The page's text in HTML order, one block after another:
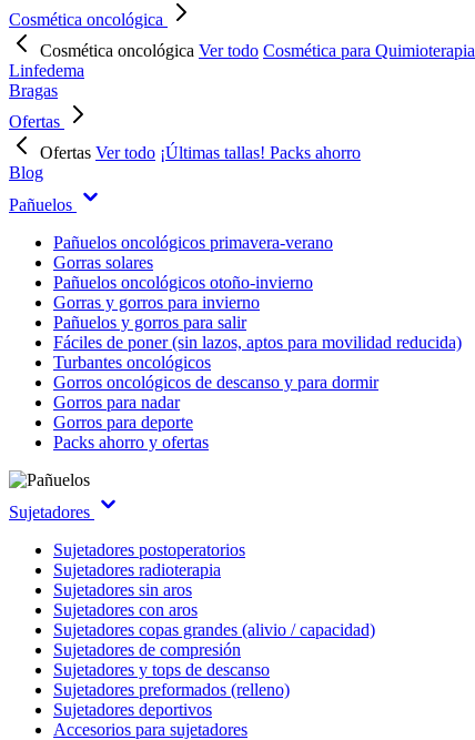
Cosmética oncológica
Cosmética oncológica Ver todo Cosmética para Quimioterapia
Linfedema
Bragas
Ofertas
Ofertas Ver todo ¡Últimas tallas! Packs ahorro
Blog
Pañuelos
Pañuelos oncológicos primavera-verano
Gorras solares
Pañuelos oncológicos otoño-invierno
Gorras y gorros para invierno
Pañuelos y gorros para salir
Fáciles de poner (sin lazos, aptos para movilidad reducida)
Turbantes oncológicos
Gorros oncológicos de descanso y para dormir
Gorros para nadar
Gorros para deporte
Packs ahorro y ofertas
Sujetadores
Sujetadores postoperatorios
Sujetadores radioterapia
Sujetadores sin aros
Sujetadores con aros
Sujetadores copas grandes (alivio / capacidad)
Sujetadores de compresión
Sujetadores y tops de descanso
Sujetadores preformados (relleno)
Sujetadores deportivos
Accesorios para sujetadores